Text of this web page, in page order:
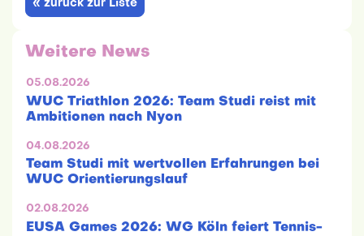
« zurück zur Liste
Weitere News
05.08.2026
WUC Triathlon 2026: Team Studi reist mit
Ambitionen nach Nyon
04.08.2026
Team Studi mit wertvollen Erfahrungen bei
WUC Orientierungslauf
02.08.2026
EUSA Games 2026: WG Köln feiert Tennis-